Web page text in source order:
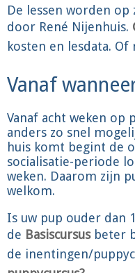
De lessen worden
door René Nijenhuis.
kosten en lesdata. Of
Vanaf
Vanaf acht weken op
anders zo snel
huis komt begint de
socialisatie-periode
weken. Daarom zijn
welkom.
Is uw pup ouder dan
de Basiscursusbeter
de inentingen/